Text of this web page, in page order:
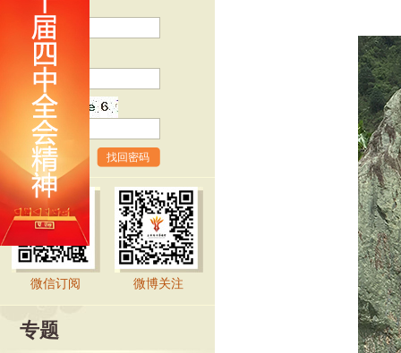
密 码
验证码
找回密码
微信订阅 微博关注
专题